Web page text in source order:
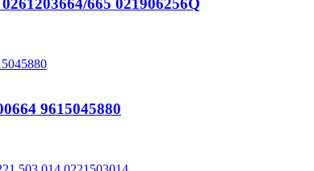
665 021906256Q
9615045880